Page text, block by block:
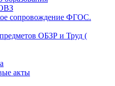
сопровождение ФГОС.
ОБЗР и Труд (
акты